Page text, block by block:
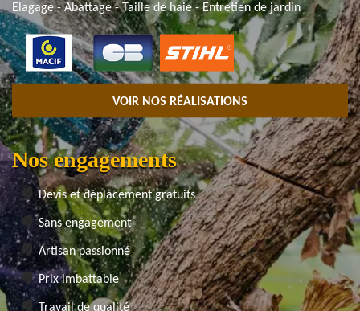
Elagage - Abattage - Taille de haie - Entretien de jardin
VOIR NOS RÉALISATIONS
Nos engagements
Devis et déplacement gratuits
Sans engagement
Artisan passionné
Prix imbattable
Travail de qualité